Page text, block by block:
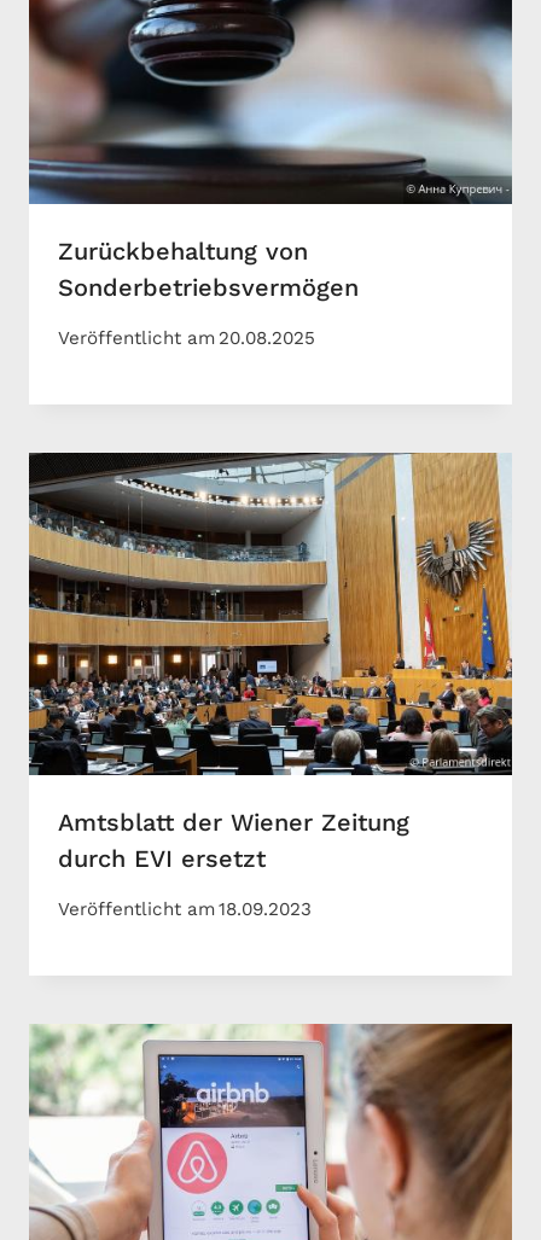
Zurückbehaltung von
Sonderbetriebsvermögen
Veröffentlicht am 20.08.2025
Amtsblatt der Wiener Zeitung
durch EVI ersetzt
Veröffentlicht am18.09.2023